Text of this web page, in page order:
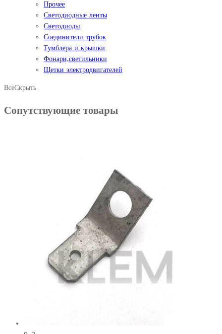
Прочее
Светодиодные ленты
Светодиоды
Соединители трубок
Тумблера и крышки
Фонари,светильники
Щетки электродвигателей
ВсеСкрыть
Сопутствующие товары